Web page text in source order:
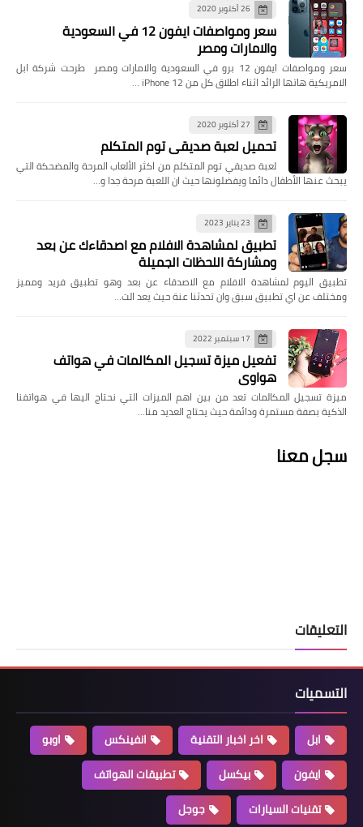
26 أكتوبر 2020
سعر ومواصفات ايفون 12 في السعودية
والامارات ومصر
سعر ومواصفات ايفون 12 برو في السعودية والامارات ومصر طرحت شركة ابل
الامريكية هاتها الرائد اثناء اطلاق كل من iPhone 12 …
27 أكتوبر 2020
تحميل لعبة صديقي توم المتكلم
لعبة صديقي توم المتكلم من اكثر الألعاب المرحة والمضحكة التي
يبحث عنها الأطفال دائما ويفضلونها حيث ان اللعبة مرحة جدا و…
23 يناير 2023
تطبيق لمشاهدة الافلام مع اصدقاءك عن بعد
ومشاركة اللحظات الجميلة
تطبيق اليوم لمشاهدة الافلام مع الاصدقاء عن بعد وهو تطبيق فريد ومميز
ومختلف عن اي تطبيق سبق وان تحدثنا عنة حيث يعد الت…
17 سبتمبر 2022
تفعيل ميزة تسجيل المكالمات في هواتف
هواوي
ميزة تسجيل المكالمات تعد من بين اهم الميزات التي نحتاج اليها في هواتفنا
الذكية بصفة مستمرة ودائمة حيث يحتاج العديد منا…
سجل معنا
التعليقات
التسميات
ابل اخر اخبار التقنية انفينكس
اوبو
ايفون
بيكسل
تطبيقات الهواتف
تقنيات السيارات
جوجل